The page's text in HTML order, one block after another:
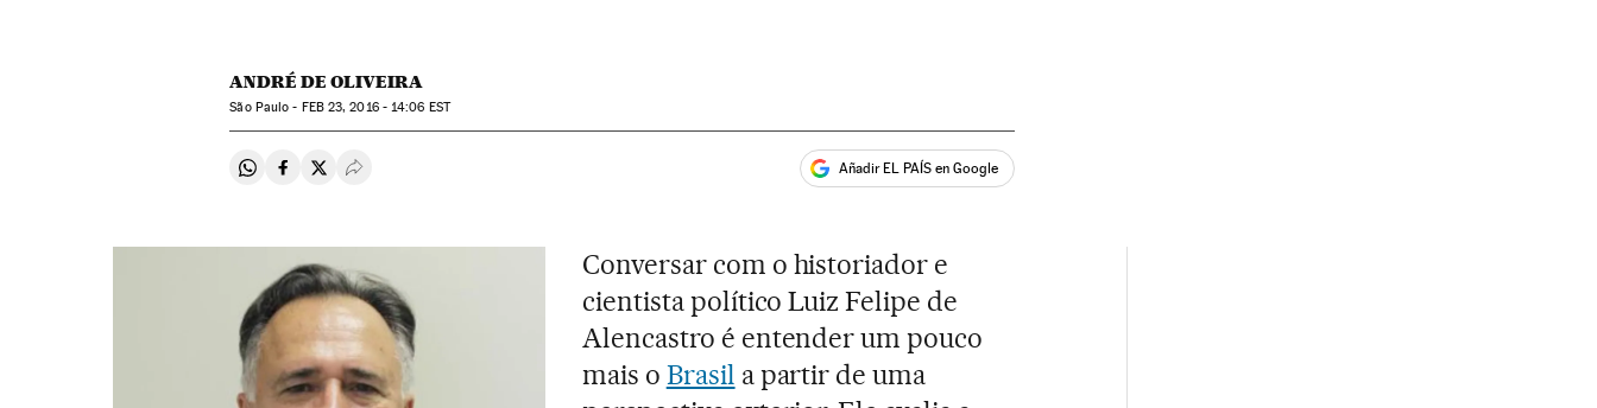
ANDRÉ DE OLIVEIRA
São Paulo - FEB23, 2016 - 14:06 EST
Compartir en Whatsapp
Compartir en Facebook
Compartir en Twitter
Desplegar Redes Sociales Añadir EL PAÍS en Google
Conversar com o historiador e
cientista político Luiz Felipe de
Alencastro é entender um pouco
mais o Brasil a partir de uma